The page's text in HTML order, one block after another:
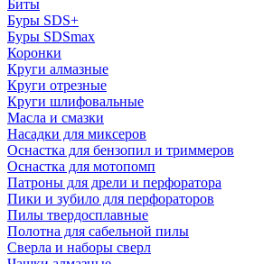
Биты
Буры SDS+
Буры SDSmax
Коронки
Круги алмазные
Круги отрезные
Круги шлифовальные
Масла и смазки
Насадки для миксеров
Оснастка для бензопил и триммеров
Оснастка для мотопомп
Патроны для дрели и перфоратора
Пики и зубило для перфораторов
Пилы твердосплавные
Полотна для сабельной пилы
Сверла и наборы сверл